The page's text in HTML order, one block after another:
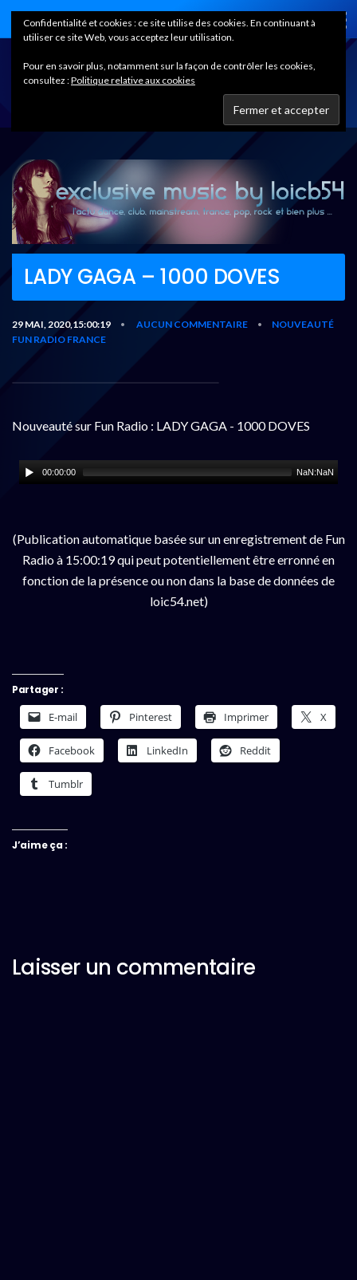
Home
LADY GAGA – 1000 DOVES
29 MAI, 2020,15:00:19 • AUCUN COMMENTAIRE •
NOUVEAUTÉ
FUN RADIO FRANCE
Nouveauté sur Fun Radio : LADY GAGA - 1000 DOVES
00:00:00 NaN:NaN
(Publication automatique basée sur un enregistrement de Fun
Radio à 15:00:19 qui peut potentiellement être erronné en
fonction de la présence ou non dans la base de données de
loic54.net)
Partager :
E-mail Pinterest Imprimer X
Facebook LinkedIn Reddit
Tumblr
J’aime ça :
Laisser un commentaire
Confidentialité et cookies : ce site utilise des cookies. En continuant à
utiliser ce site Web, vous acceptez leur utilisation.
Pour en savoir plus, notamment sur la façon de contrôler les cookies,
consultez :Politique relative aux cookies